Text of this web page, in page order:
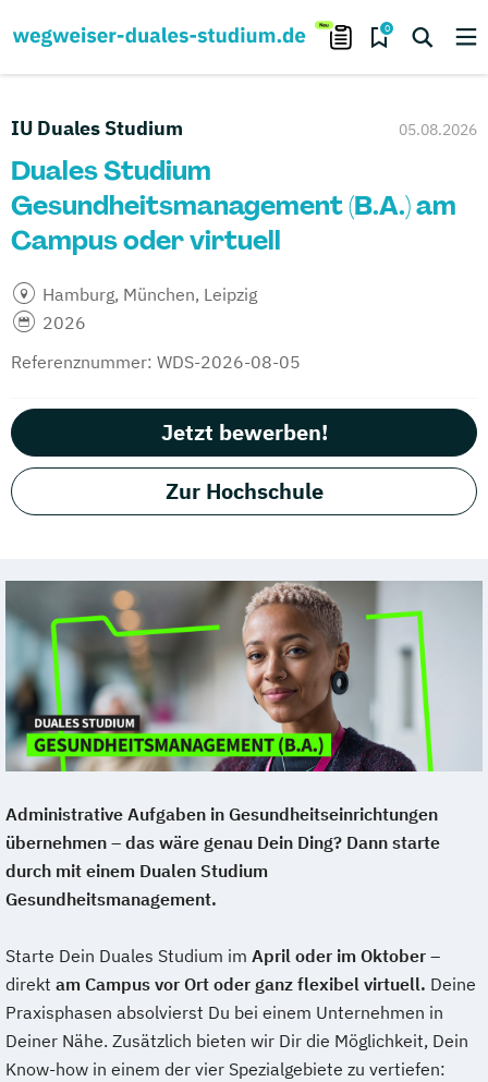
0
05.08.2026
IU Duales Studium
Duales Studium
Gesundheitsmanagement (B.A.) am
Campus oder virtuell
Hamburg, München, Leipzig
2026
Referenznummer: WDS-2026-08-05
Zur Hochschule
Jetzt bewerben!
Administrative Aufgaben in Gesundheitseinrichtungen
übernehmen – das wäre genau Dein Ding? Dann starte
durch mit einem Dualen Studium
Gesundheitsmanagement.
Starte Dein Duales Studium im April oder im Oktober –
direkt am Campus vor Ort oder ganz flexibel virtuell. Deine
Praxisphasen absolvierst Du bei einem Unternehmen in
Deiner Nähe. Zusätzlich bieten wir Dir die Möglichkeit, Dein
Know-how in einem der vier Spezialgebiete zu vertiefen: